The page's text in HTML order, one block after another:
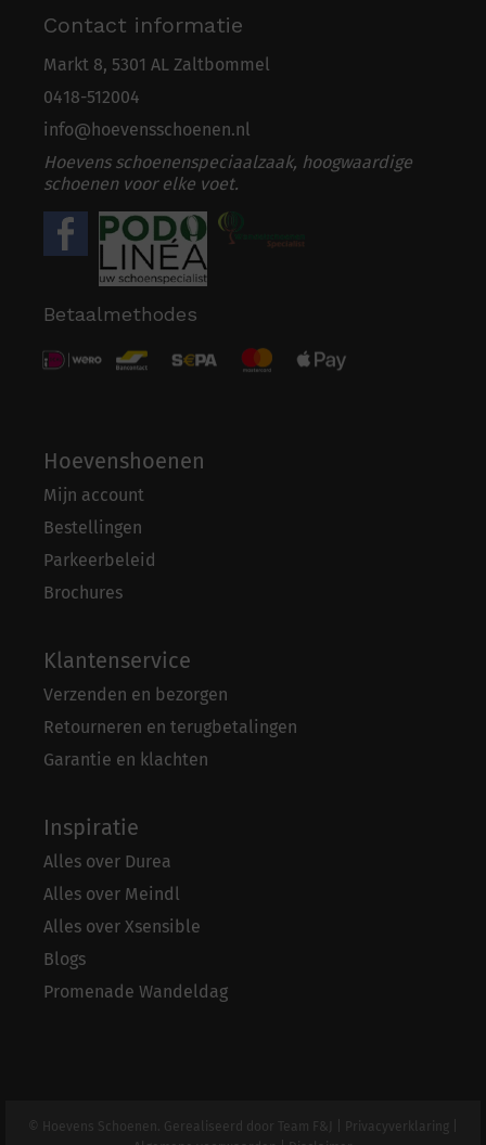
Contact informatie
Markt 8, 5301 AL Zaltbommel
0418-512004
info@hoevensschoenen.nl
Hoevens schoenenspeciaalzaak, hoogwaardige
schoenen voor elke voet.
Betaalmethodes
Hoevenshoenen
Mijn account
Bestellingen
Parkeerbeleid
Brochures
Klantenservice
Verzenden en bezorgen
Retourneren en terugbetalingen
Garantie en klachten
Inspiratie
Alles over Durea
Alles over Meindl
Alles over Xsensible
Blogs
Promenade Wandeldag
© Hoevens Schoenen. Gerealiseerd door Team F&J Privacyverklaring